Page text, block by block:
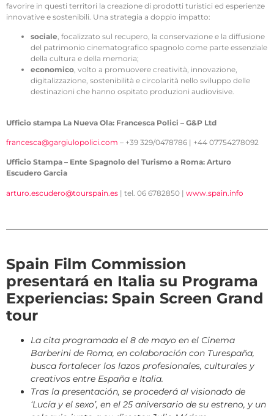
favorire in questi territori la creazione di prodotti turistici ed esperienze
innovative e sostenibili. Una strategia a doppio impatto:
sociale, focalizzato sul recupero, la conservazione e la diffusione
del patrimonio cinematografico spagnolo come parte essenziale
della cultura e della memoria;
economico, volto a promuovere creatività, innovazione,
digitalizzazione, sostenibilità e circolarità nello sviluppo delle
destinazioni che hanno ospitato produzioni audiovisive.
Ufficio stampa La Nueva Ola: Francesca Polici – G&P Ltd
francesca@gargiulopolici.com – +39 329/0478786 | +44 07754278092
Ufficio Stampa – Ente Spagnolo del Turismo a Roma: Arturo
Escudero Garcia
arturo.escudero@tourspain.es | tel. 06 6782850 | www.spain.info
Spain Film Commission
presentará en Italia su Programa
Experiencias: Spain Screen Grand
tour
La cita programada el 8 de mayo en el Cinema
Barberini de Roma, en colaboración con Turespaña,
busca fortalecer los lazos profesionales, culturales y
creativos entre España e Italia.
Tras la presentación, se procederá al visionado de
‘Lucía y el sexo’, en el 25 aniversario de su estreno, y un